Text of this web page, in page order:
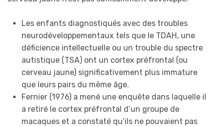
Les enfants diagnostiqués avec des troubles
neurodéveloppementaux tels que le TDAH, une
déficience intellectuelle ou un trouble du spectre
autistique (TSA) ont un cortex préfrontal (ou
cerveau jaune) significativement plus immature
que leurs pairs du même âge.
Fernier (1976) a mené une enquête dans laquelle il
a retiré le cortex préfrontal d’un groupe de
macaques et a constaté qu’ils ne pouvaient pas